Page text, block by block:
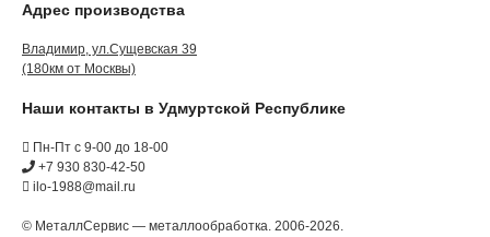
Адрес производства
Владимир, ул.Сущевская 39
(180км от Москвы)
Наши контакты в Удмуртской Республике
Пн-Пт с 9-00 до 18-00
+7 930 830-42-50
ilo-1988@mail.ru
© МеталлСервис — металлообработка. 2006-2026.